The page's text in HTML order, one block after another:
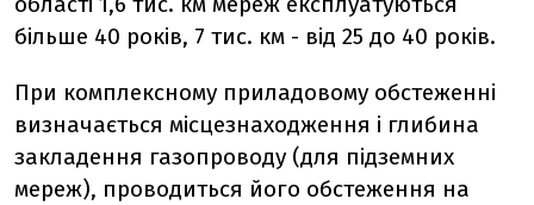
більше 40 років, 7 тис. км - від 25 до 40 років.
При комплексному приладовому обстеженні
визначається місцезнаходження і глибина
закладення газопроводу (для підземних
мереж), проводиться його обстеження на